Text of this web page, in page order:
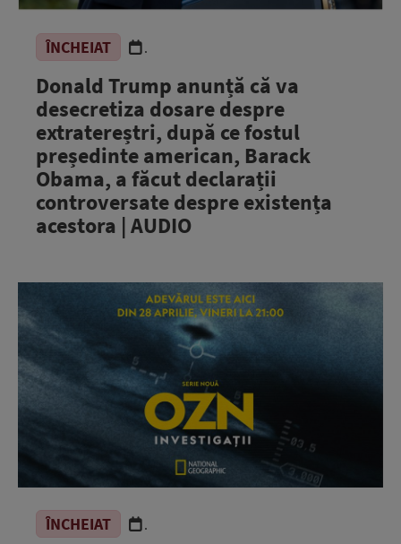
ÎNCHEIAT .
Donald Trump anunță că va
desecretiza dosare despre
extratereștri, după ce fostul
președinte american, Barack
Obama, a făcut declarații
controversate despre existența
acestora | AUDIO
ÎNCHEIAT .